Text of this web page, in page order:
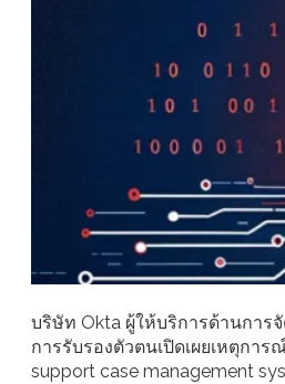
บริษัท Okta ผู้ให้บริการด้านการ
การรับรองตัวตนเปิดเผยเหตุกา
support case management